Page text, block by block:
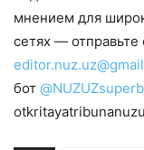
мнением для
сетях —
бот